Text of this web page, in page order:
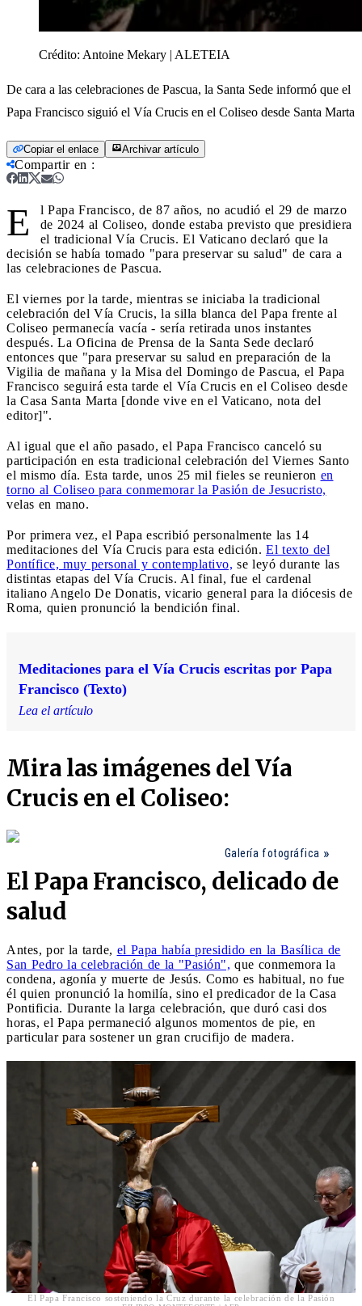
Crédito: Antoine Mekary | ALETEIA
De cara a las celebraciones de Pascua, la Santa Sede informó que el
Papa Francisco siguió el Vía Crucis en el Coliseo desde Santa Marta
Copiar el enlace Archivar artículo
Compartir en :
E
l Papa Francisco, de 87 años, no acudió el 29 de marzo
de 2024 al Coliseo, donde estaba previsto que presidiera
el tradicional Vía Crucis. El Vaticano declaró que la
decisión se había tomado "para preservar su salud" de cara a
las celebraciones de Pascua.
El viernes por la tarde, mientras se iniciaba la tradicional
celebración del Vía Crucis, la silla blanca del Papa frente al
Coliseo permanecía vacía - sería retirada unos instantes
después. La Oficina de Prensa de la Santa Sede declaró
entonces que "para preservar su salud en preparación de la
Vigilia de mañana y la Misa del Domingo de Pascua, el Papa
Francisco seguirá esta tarde el Vía Crucis en el Coliseo desde
la Casa Santa Marta [donde vive en el Vaticano, nota del
editor]".
Al igual que el año pasado, el Papa Francisco canceló su
participación en esta tradicional celebración del Viernes Santo
el mismo día. Esta tarde, unos 25 mil fieles se reunieron en
torno al Coliseo para conmemorar la Pasión de Jesucristo,
velas en mano.
Por primera vez, el Papa escribió personalmente las 14
meditaciones del Vía Crucis para esta edición. El texto del
Pontífice, muy personal y contemplativo, se leyó durante las
distintas etapas del Vía Crucis. Al final, fue el cardenal
italiano Angelo De Donatis, vicario general para la diócesis de
Roma, quien pronunció la bendición final.
Meditaciones para el Vía Crucis escritas por Papa
Francisco (Texto)
Lea el artículo
Mira las imágenes del Vía
Crucis en el Coliseo:
Galería fotográfica
El Papa Francisco, delicado de
salud
Antes, por la tarde, el Papa había presidido en la Basílica de
San Pedro la celebración de la "Pasión", que conmemora la
condena, agonía y muerte de Jesús. Como es habitual, no fue
él quien pronunció la homilía, sino el predicador de la Casa
Pontificia. Durante la larga celebración, que duró casi dos
horas, el Papa permaneció algunos momentos de pie, en
particular para sostener un gran crucifijo de madera.
El Papa Francisco sosteniendo la Cruz durante la celebración de la Pasión